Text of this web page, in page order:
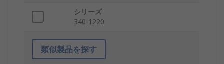
シリーズ
340-1220
類似製品を探す